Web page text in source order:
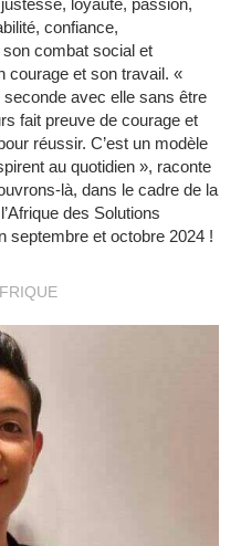
confiance,
combat social et
courage et son travail. «
avec elle sans être
fait preuve de courage et
réussir. C’est un modèle
au quotidien », raconte
là, dans le cadre de la
des Solutions
septembre et octobre 2024 !